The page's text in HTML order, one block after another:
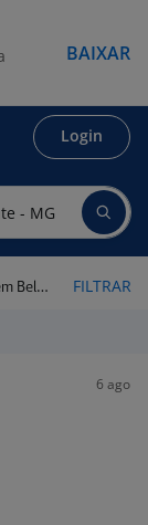
Login
- MG FILTRAR
6 ago
BAIXAR